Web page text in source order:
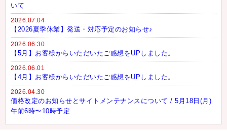
いて
2026.07.04
【2026夏季休業】発送・対応予定のお知らせ♪
2026.06.30
【5月】お客様からいただいたご感想をUPしました。
2026.06.01
【4月】お客様からいただいたご感想をUPしました。
2026.04.30
価格改定のお知らせとサイトメンテナンスについて / 5月18日(月)
午前6時〜10時予定